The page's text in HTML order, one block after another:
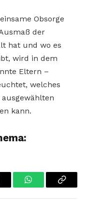
Obsorge
der
hat und wo es
wird in dem
Eltern –
welches
kann.
WhatsAppCopy